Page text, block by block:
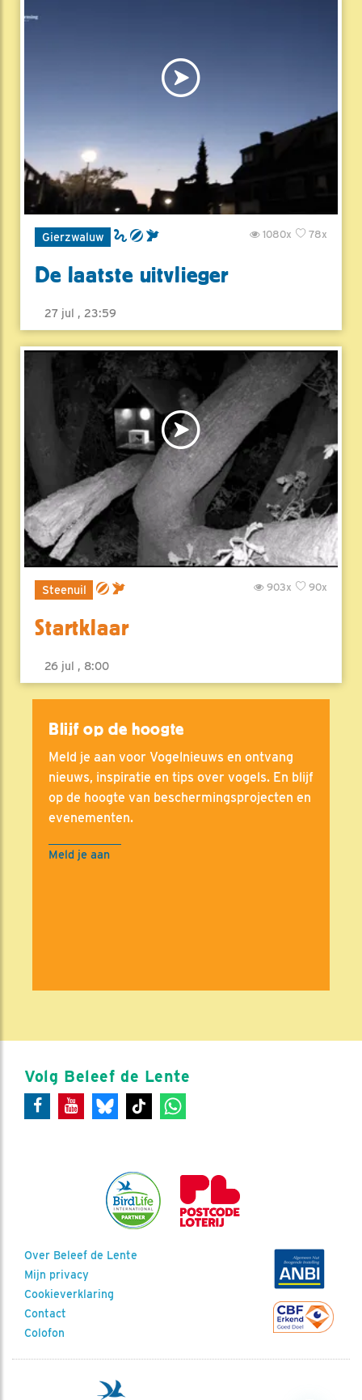
Gierzwaluw 78x
1080x
De laatste uitvlieger
27 jul , 23:59
Steenuil 90x
903x
Startklaar
26 jul , 8:00
Blijf op de hoogte
Meld je aan voor Vogelnieuws en ontvang
nieuws, inspiratie en tips over vogels. En blijf
op de hoogte van beschermingsprojecten en
evenementen.
Meld je aan
Volg Beleef de Lente
Over Beleef de Lente
Mijn privacy
Cookieverklaring
Contact
Colofon